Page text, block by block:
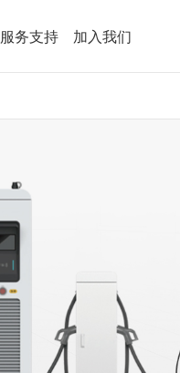
服务支持 加入我们